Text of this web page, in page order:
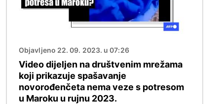
Objavljeno 22. 09. 2023. u 07:26
Video dijeljen na društvenim mrežama
koji prikazuje spašavanje
novorođenčeta nema veze s potresom
u Maroku u rujnu 2023.